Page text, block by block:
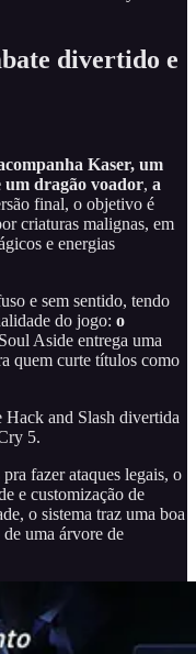
divertido e
Kaser, um
um dragão voador, a
final, o objetivo é
criaturas malignas, em
e energias
e sem sentido, tendo
do jogo: o
Aside entrega uma
quem curte títulos como
and Slash divertida
5.
fazer ataques legais, o
e customização de
o sistema traz uma boa
uma árvore de